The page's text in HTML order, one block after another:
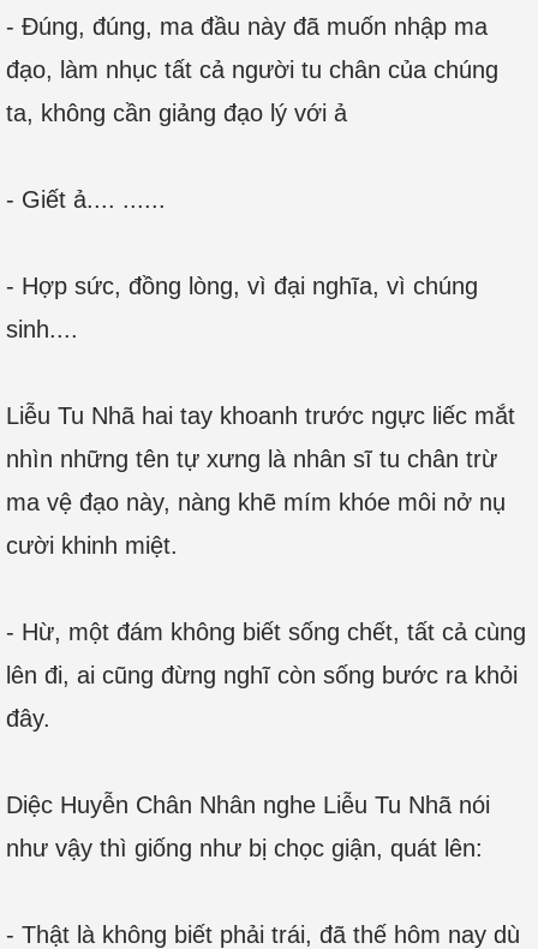
- Đúng, đúng, ma đầu này đã muốn nhập ma
đạo, làm nhục tất cả người tu chân của chúng
ta, không cần giảng đạo lý với ả
- Giết ả.... ......
- Hợp sức, đồng lòng, vì đại nghĩa, vì chúng
sinh....
Liễu Tu Nhã hai tay khoanh trước ngực liếc mắt
nhìn những tên tự xưng là nhân sĩ tu chân trừ
ma vệ đạo này, nàng khẽ mím khóe môi nở nụ
cười khinh miệt.
- Hừ, một đám không biết sống chết, tất cả cùng
lên đi, ai cũng đừng nghĩ còn sống bước ra khỏi
đây.
Diệc Huyễn Chân Nhân nghe Liễu Tu Nhã nói
như vậy thì giống như bị chọc giận, quát lên:
- Thật là không biết phải trái, đã thế hôm nay dù